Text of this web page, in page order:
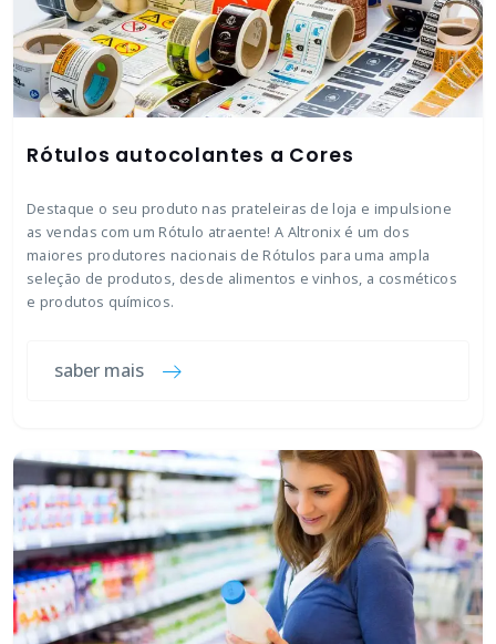
Rótulos autocolantes a Cores
Destaque o seu produto nas prateleiras de loja e impulsione
as vendas com um Rótulo atraente! A Altronix é um dos
maiores produtores nacionais de Rótulos para uma ampla
seleção de produtos, desde alimentos e vinhos, a cosméticos
e produtos químicos.
saber mais